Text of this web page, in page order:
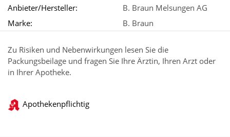
Anbieter/Hersteller:
B. Braun Melsungen AG
Marke:
B. Braun
Zu Risiken und Nebenwirkungen lesen Sie die
Packungsbeilage und fragen Sie Ihre Ärztin, Ihren Arzt oder
in Ihrer Apotheke.
Apothekenpflichtig